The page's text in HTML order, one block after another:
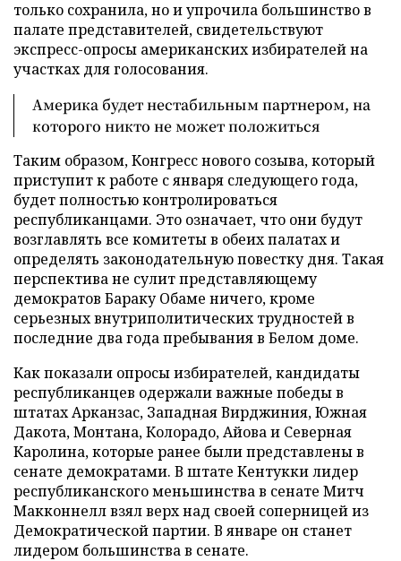
только сохранила, но и упрочила большинство в
палате представителей, свидетельствуют
экспресс-опросы американских избирателей на
участках для голосования.
Америка будет нестабильным партнером, на
которого никто не может положиться
Таким образом, Конгресс нового созыва, который
приступит к работе с января следующего года,
будет полностью контролироваться
республиканцами. Это означает, что они будут
возглавлять все комитеты в обеих палатах и
определять законодательную повестку дня. Такая
перспектива не сулит представляющему
демократов Бараку Обаме ничего, кроме
серьезных внутриполитических трудностей в
последние два года пребывания в Белом доме.
Как показали опросы избирателей, кандидаты
республиканцев одержали важные победы в
штатах Арканзас, Западная Вирджиния, Южная
Дакота, Монтана, Колорадо, Айова и Северная
Каролина, которые ранее были представлены в
сенате демократами. В штате Кентукки лидер
республиканского меньшинства в сенате Митч
Макконнелл взял верх над своей соперницей из
Демократической партии. В январе он станет
лидером большинства в сенате.